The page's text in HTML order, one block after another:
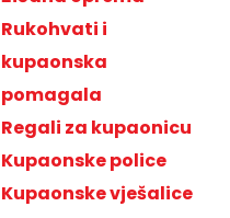
Rukohvati i
kupaonska
pomagala
Regali za kupaonicu
Kupaonske police
Kupaonske vješalice